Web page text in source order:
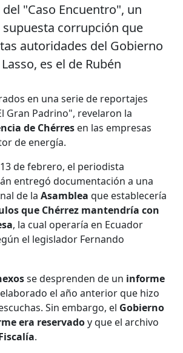
"Caso Encuentro", un
supuesta corrupción que
autoridades del Gobierno
es el de Rubén
en una serie de reportajes
Gran Padrino", revelaron la
de Chérres en las empresas
de energía.
de febrero, el periodista
entregó documentación a una
de laAsamblea que establecería
que Chérrez mantendría con
, la cual operaría en Ecuador
el legislador Fernando
se desprenden de un informe
elaborado el año anterior que hizo
Sin embargo, el Gobierno
era reservadoy que el archivo
.